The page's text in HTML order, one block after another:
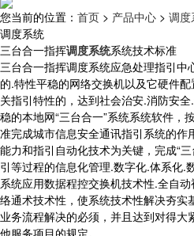
您当前的位置： 首页 > 产品中心 > 调度
调度系统
三台合一指挥调度系统系统技术标准
三台合一指挥调度系统应急处理指引中
的.特性平稳的网络交换机以及它硬件
关指引特性的，达到社会治安.消防安
稳的本地网“三台合一”系统系统软件，
准完成城市信息安全通讯指引系统的
能力和指引自动化技术为关键，完成“
引等过程的信息化管理.数字化.体系化.
系统应用数据程控交换机技术性.全自
络通术技术性，使系统技术性解决夯实
业务流程解决的必须，并且达到对得